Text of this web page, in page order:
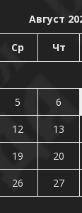
Август
Ср Чт
5 6
12 13
19 20
26 27